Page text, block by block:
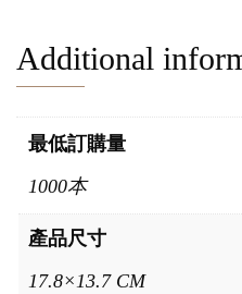
Additional
最低訂購量
1000本
產品尺寸
17.8×13.7 CM